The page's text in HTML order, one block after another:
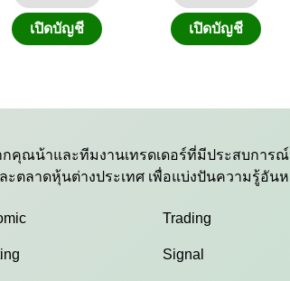
เปิดบัญชี เปิดบัญชี
คุณน้าและทีมงานเทรดเดอร์ที่มีประสบการณ์
ะตลาดหุ้นต่างประเทศ เพื่อแบ่งปันความรู้อั
Trading
Signal